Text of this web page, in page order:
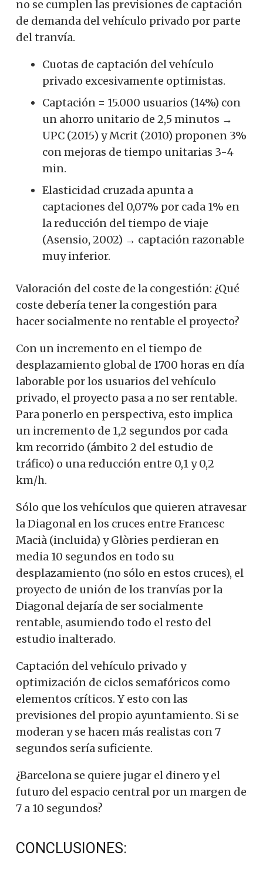
no se cumplen las previsiones de captación
de demanda del vehículo privado por parte
del tranvía.
Cuotas de captación del vehículo
privado excesivamente optimistas.
Captación = 15.000 usuarios (14%) con
un ahorro unitario de 2,5 minutos →
UPC (2015) y Mcrit (2010) proponen 3%
con mejoras de tiempo unitarias 3-4
min.
Elasticidad cruzada apunta a
captaciones del 0,07% por cada 1% en
la reducción del tiempo de viaje
(Asensio, 2002) → captación razonable
muy inferior.
Valoración del coste de la congestión: ¿Qué
coste debería tener la congestión para
hacer socialmente no rentable el proyecto?
Con un incremento en el tiempo de
desplazamiento global de 1700 horas en día
laborable por los usuarios del vehículo
privado, el proyecto pasa a no ser rentable.
Para ponerlo en perspectiva, esto implica
un incremento de 1,2 segundos por cada
km recorrido (ámbito 2 del estudio de
tráfico) o una reducción entre 0,1 y 0,2
km/h.
Sólo que los vehículos que quieren atravesar
la Diagonal en los cruces entre Francesc
Macià (incluida) y Glòries perdieran en
media 10 segundos en todo su
desplazamiento (no sólo en estos cruces), el
proyecto de unión de los tranvías por la
Diagonal dejaría de ser socialmente
rentable, asumiendo todo el resto del
estudio inalterado.
Captación del vehículo privado y
optimización de ciclos semafóricos como
elementos críticos. Y esto con las
previsiones del propio ayuntamiento. Si se
moderan y se hacen más realistas con 7
segundos sería suficiente.
¿Barcelona se quiere jugar el dinero y el
futuro del espacio central por un margen de
7 a 10 segundos?
CONCLUSIONES: